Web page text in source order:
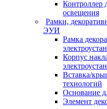
Контроллер
освещения
Рамки,
ЭУИ
Рамка
Корпус
Вставка/
технологий
Основание
Элемент